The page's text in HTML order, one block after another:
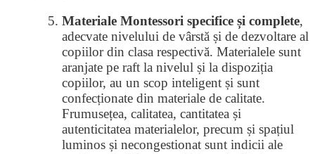
Materiale Montessori specifice și complete,
adecvate nivelului de vârstă și de dezvoltare al
copiilor din clasa respectivă. Materialele sunt
aranjate pe raft la nivelul și la dispoziția
copiilor, au un scop inteligent și sunt
confecționate din materiale de calitate.
Frumusețea, calitatea, cantitatea și
autenticitatea materialelor, precum și spațiul
luminos și necongestionat sunt indicii ale